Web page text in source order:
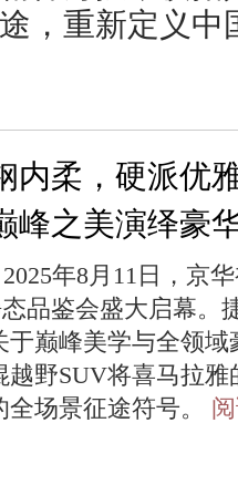
，重新定义
内柔，硬派优
峰之美演绎豪
年8月11日，京华
品鉴会盛大启幕。
巅峰美学与全领
野SUV将喜马拉
场景征途符号。